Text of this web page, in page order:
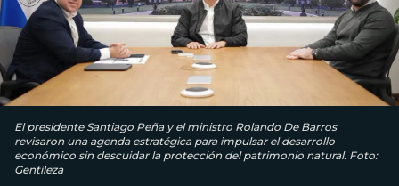
El presidente Santiago Peña y el ministro Rolando De Barros
revisaron una agenda estratégica para impulsar el desarrollo
económico sin descuidar la protección del patrimonio natural. Foto:
Gentileza